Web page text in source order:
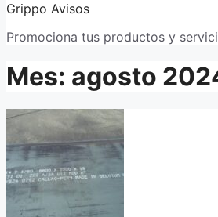
Grippo Avisos
Promociona tus productos y
Mes: agosto